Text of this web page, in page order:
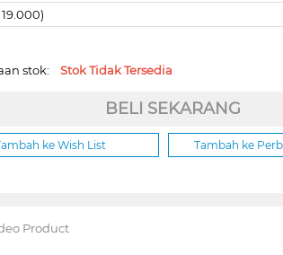
19.000)
stok:Stok Tidak Tersedia
BELI SEKARANG
ke Wish List Tambah ke
Product